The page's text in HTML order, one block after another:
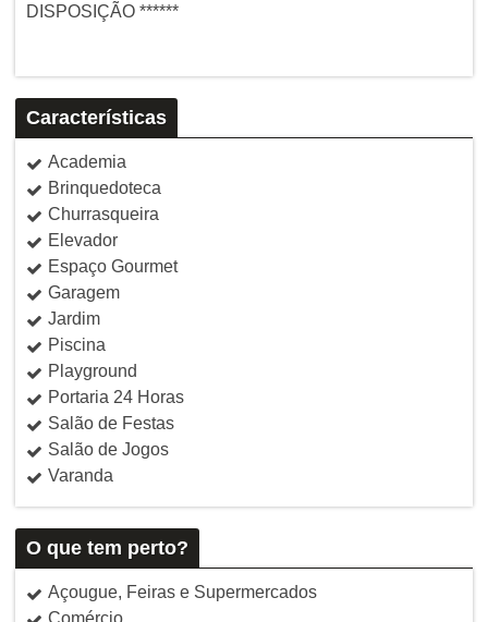
DISPOSIÇÃO ******
Características
Academia
Brinquedoteca
Churrasqueira
Elevador
Espaço Gourmet
Garagem
Jardim
Piscina
Playground
Portaria 24 Horas
Salão de Festas
Salão de Jogos
Varanda
O que tem perto?
Açougue, Feiras e Supermercados
Comércio